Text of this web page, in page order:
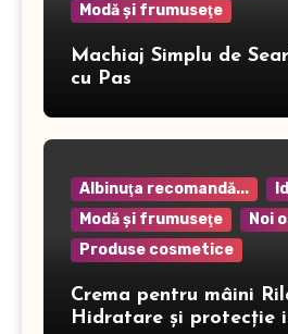
Modă şi frumuseţe
Machiaj Simplu de
cu Pas
Albinuţa recomandă...
Modă şi frumuseţe
Noi
Produse cosmetice
Crema pentru mâini
Hidratare și protecție